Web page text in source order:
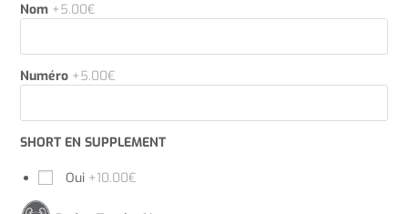
Nom +5.00€
Numéro +5.00€
SHORT EN SUPPLEMENT
Oui +10.00€